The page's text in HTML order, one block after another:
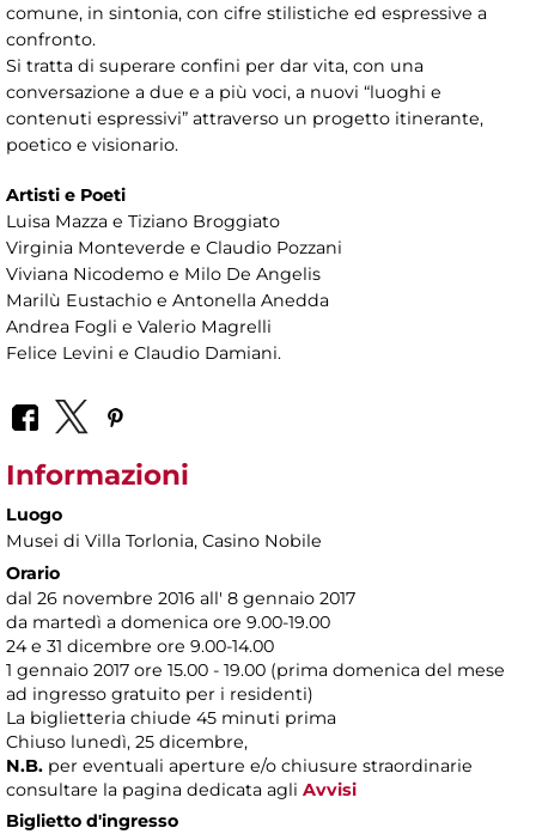
comune, in sintonia, con cifre stilistiche ed espressive a
confronto.
Si tratta di superare confini per dar vita, con una
conversazione a due e a più voci, a nuovi “luoghi e
contenuti espressivi” attraverso un progetto itinerante,
poetico e visionario.
Artisti e Poeti
Luisa Mazza e Tiziano Broggiato
Virginia Monteverde e Claudio Pozzani
Viviana Nicodemo e Milo De Angelis
Marilù Eustachio e Antonella Anedda
Andrea Fogli e Valerio Magrelli
Felice Levini e Claudio Damiani.
Informazioni
Luogo
Musei di Villa Torlonia, Casino Nobile
Orario
dal 26 novembre 2016 all' 8 gennaio 2017
da martedì a domenica ore 9.00-19.00
24 e 31 dicembre ore 9.00-14.00
1 gennaio 2017 ore 15.00 - 19.00 (prima domenica del mese
ad ingresso gratuito per i residenti)
La biglietteria chiude 45 minuti prima
Chiuso lunedì, 25 dicembre,
N.B. per eventuali aperture e/o chiusure straordinarie
consultare la pagina dedicata agli Avvisi
Biglietto d'ingresso